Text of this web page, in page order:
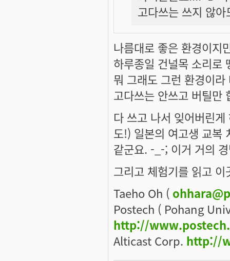
고다쓰는 쓰지 않
나름대로 좋은 환경이지
하루종일 건널목 소리로
뭐 그래도 그런 환경이
고다쓰는 안쓰고 버틸만
다 쓰고 나서 잊어버린
도!) 일본의 여고생 교복
같군요. -_-; 이거 거의
그리고 체험기를 읽고
Taeho Oh (
Postech ( Pohang
http://
Alticast Corp. http://